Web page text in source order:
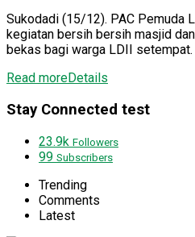
Sukodadi (15/12). PAC Pemuda
kegiatan bersih bersih masjid
bekas bagi warga LDII setempat.
Read moreDetails
Stay Connected test
23.9k Followers
99 Subscribers
Trending
Comments
Latest